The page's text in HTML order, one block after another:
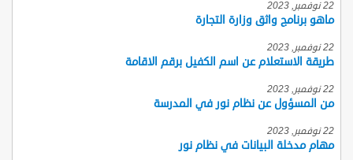
22 نوفمبر, 2023
ماهو برنامج واثق وزارة التجارة
22 نوفمبر, 2023
طريقة الاستعلام عن اسم الكفيل برقم الاقامة
22 نوفمبر, 2023
من المسؤول عن نظام نور في المدرسة
22 نوفمبر, 2023
مهام مدخلة البيانات في نظام نور